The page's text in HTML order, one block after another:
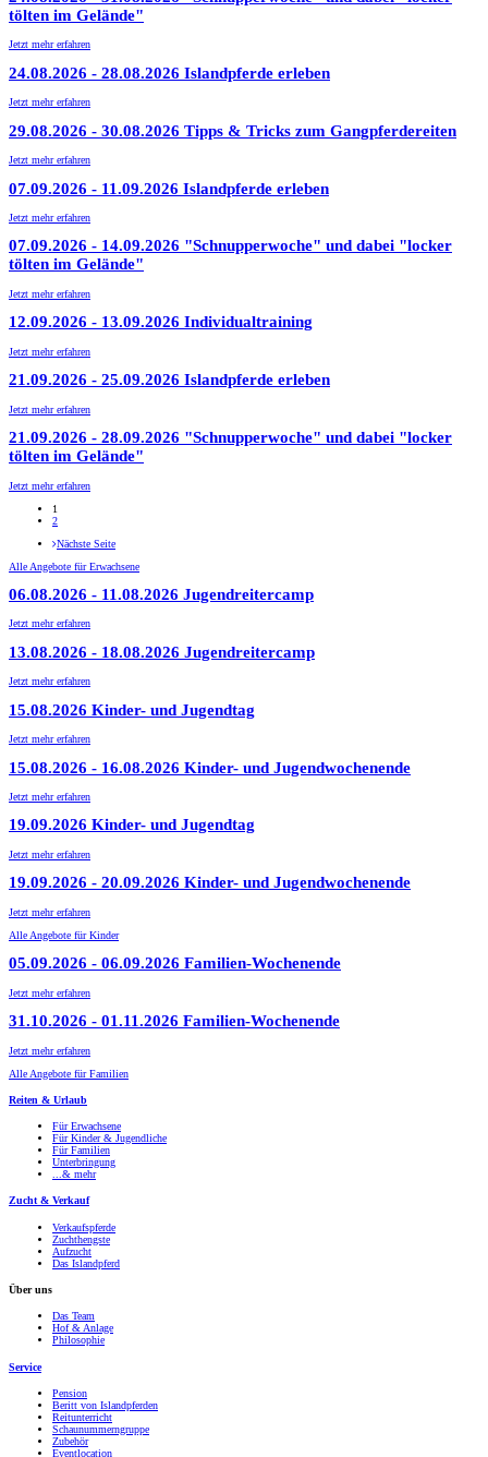
tölten im Gelände"
Jetzt mehr erfahren
24.08.2026 - 28.08.2026 Islandpferde erleben
Jetzt mehr erfahren
29.08.2026 - 30.08.2026 Tipps & Tricks zum Gangpferdereiten
Jetzt mehr erfahren
07.09.2026 - 11.09.2026 Islandpferde erleben
Jetzt mehr erfahren
07.09.2026 - 14.09.2026 "Schnupperwoche" und dabei "locker
tölten im Gelände"
Jetzt mehr erfahren
12.09.2026 - 13.09.2026 Individualtraining
Jetzt mehr erfahren
21.09.2026 - 25.09.2026 Islandpferde erleben
Jetzt mehr erfahren
21.09.2026 - 28.09.2026 "Schnupperwoche" und dabei "locker
tölten im Gelände"
Jetzt mehr erfahren
1
2
Nächste Seite
Alle Angebote für Erwachsene
06.08.2026 - 11.08.2026 Jugendreitercamp
Jetzt mehr erfahren
13.08.2026 - 18.08.2026 Jugendreitercamp
Jetzt mehr erfahren
15.08.2026 Kinder- und Jugendtag
Jetzt mehr erfahren
15.08.2026 - 16.08.2026 Kinder- und Jugendwochenende
Jetzt mehr erfahren
19.09.2026 Kinder- und Jugendtag
Jetzt mehr erfahren
19.09.2026 - 20.09.2026 Kinder- und Jugendwochenende
Jetzt mehr erfahren
Alle Angebote für Kinder
05.09.2026 - 06.09.2026 Familien-Wochenende
Jetzt mehr erfahren
31.10.2026 - 01.11.2026 Familien-Wochenende
Jetzt mehr erfahren
Alle Angebote für Familien
Reiten & Urlaub
Für Erwachsene
Für Kinder & Jugendliche
Für Familien
Unterbringung
...& mehr
Zucht & Verkauf
Verkaufspferde
Zuchthengste
Aufzucht
Das Islandpferd
Über uns
Das Team
Hof & Anlage
Philosophie
Service
Pension
Beritt von Islandpferden
Reitunterricht
Schaunummerngruppe
Zubehör
Eventlocation